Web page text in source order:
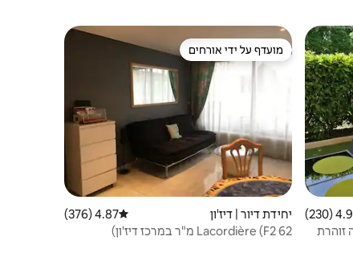
של 4.97 מתוך 5, 230 ביקורות
4.97
זוהרת
מועדף על ידי אורחים
מועדף על ידי אורחים
יחידת דיור | דיז'ון דירוג ממוצע של 4.87 מתוך 5, 376 ביקורות
4.87 (376)
Lacordière (F2 62 מ"ר במרכז דיז'ון)